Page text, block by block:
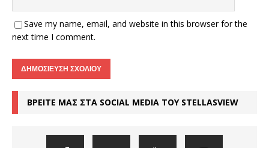
Save my name, email, and website in this browser for the
next time I comment.
ΒΡΕΙΤΕ ΜΑΣ ΣΤΑ SOCIAL MEDIA ΤΟΥ STELLASVIEW